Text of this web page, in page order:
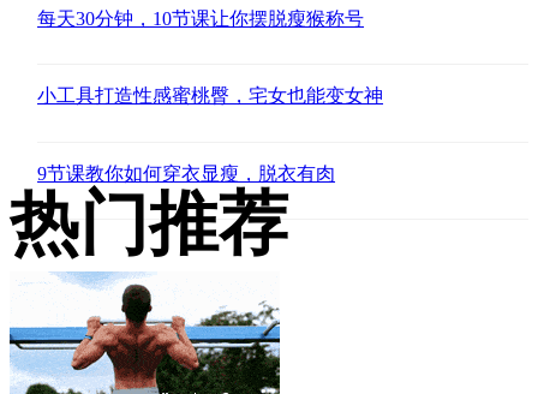
每天30分钟，10节课让你摆脱瘦猴称号
小工具打造性感蜜桃臀，宅女也能变女神
9节课教你如何穿衣显瘦，脱衣有肉
热门推荐